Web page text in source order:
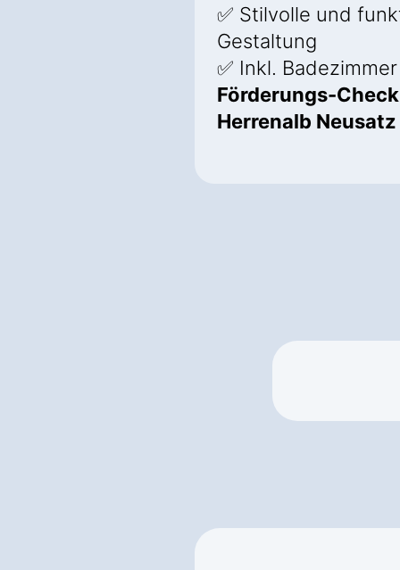
✅ Stilvolle und
Gestaltung
✅ Inkl. Badezimmer
Förderungs-
Herrenalb Neusatz